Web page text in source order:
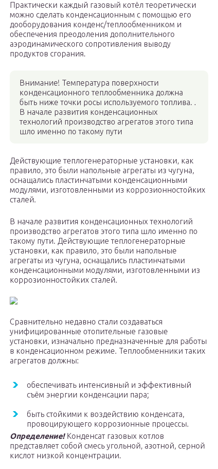
Практически каждый газовый котёл теоретически
можно сделать конденсационным с помощью его
дооборудования конденс/теплообменником и
обеспечения преодоления дополнительного
аэродинамического сопротивления выводу
продуктов сгорания.
Внимание! Температура поверхности
конденсационного теплообменника должна
быть ниже точки росы используемого топлива. .
В начале развития конденсационных
технологий производство агрегатов этого типа
шло именно по такому пути
Действующие теплогенераторные установки, как
правило, это были напольные агрегаты из чугуна,
оснащались пластинчатыми конденсационными
модулями, изготовленными из коррозионностойких
сталей.
В начале развития конденсационных технологий
производство агрегатов этого типа шло именно по
такому пути. Действующие теплогенераторные
установки, как правило, это были напольные
агрегаты из чугуна, оснащались пластинчатыми
конденсационными модулями, изготовленными из
коррозионностойких сталей.
Сравнительно недавно стали создаваться
унифицированные отопительные газовые
установки, изначально предназначенные для работы
в конденсационном режиме. Теплообменники таких
агрегатов должны:
обеспечивать интенсивный и эффективный
съём энергии конденсации пара;
быть стойкими к воздействию конденсата,
провоцирующего коррозионные процессы.
Определение!Конденсат газовых котлов
представляет собой смесь угольной, азотной, серной
кислот низкой концентрации.